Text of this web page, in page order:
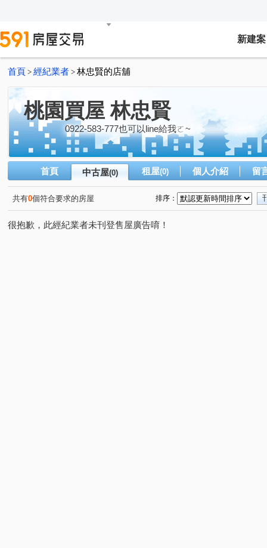
新建案
首頁 > 經紀業者 > 林忠賢的店舖
桃園買屋 林忠賢
0922-583-777也可以line給我ㄛ~
首頁 中古屋(0) 租屋(0) 個人介紹 留
共有0個符合要求的房屋 排序：
很抱歉，此經紀業者未刊登售屋廣告唷！